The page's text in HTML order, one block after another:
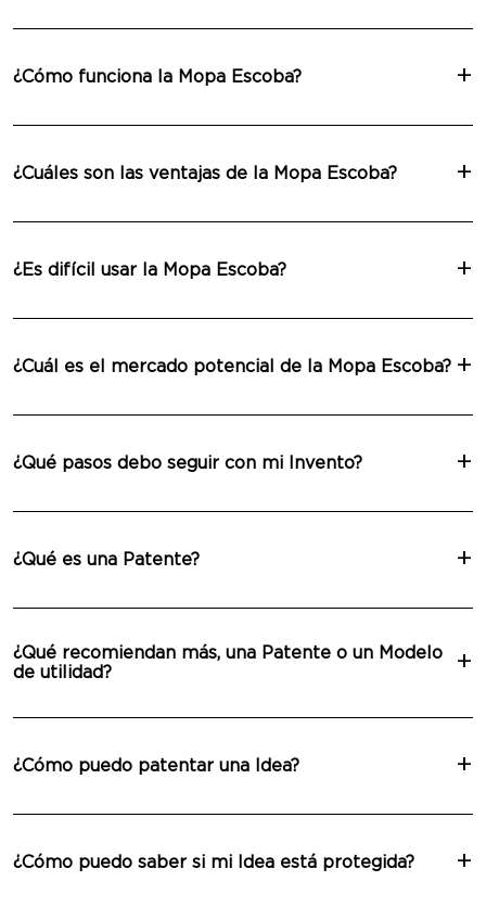
¿Cómo funciona la Mopa Escoba?
¿Cuáles son las ventajas de la Mopa Escoba?
¿Es difícil usar la Mopa Escoba?
¿Cuál es el mercado potencial de la Mopa Escoba?
¿Qué pasos debo seguir con mi Invento?
¿Qué es una Patente?
¿Qué recomiendan más, una Patente o un Modelo
de utilidad?
¿Cómo puedo patentar una Idea?
¿Cómo puedo saber si mi Idea está protegida?